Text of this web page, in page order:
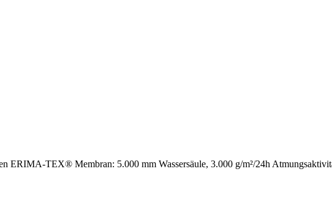
ERIMA-TEX® Membran: 5.000 mm Wassersäule, 3.000 g/m²/24h